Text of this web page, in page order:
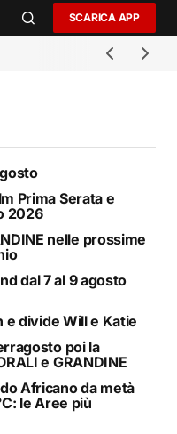
SCARICA APP
Prima Serata e
2026
nelle prossime
dal 7 al 9 agosto
e divide Will e Katie
poi la
e GRANDINE
Africano da metà
le Aree più